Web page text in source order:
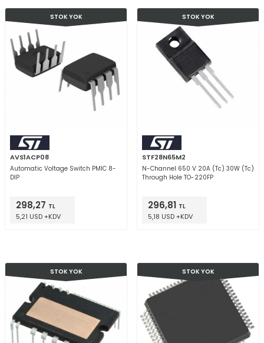
STOK YOK
AVS1ACP08
Automatic Voltage Switch PMIC 8-
DIP
298,27 TL
5,21 USD +KDV
STOK YOK
STF28N65M2
N-Channel 650 V 20A (Tc) 30W (Tc)
Through Hole TO-220FP
296,81 TL
5,18 USD +KDV
STOK YOK STOK YOK